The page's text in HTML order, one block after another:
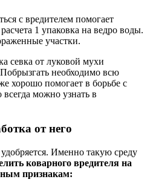
с вредителем помогает
1 упаковка на ведро воды.
участки.
севка от луковой мухи
необходимо всю
хорошо помогает в борьбе с
всегда можно узнать в
от него
Именно такую среду
коварного вредителя на
признакам: